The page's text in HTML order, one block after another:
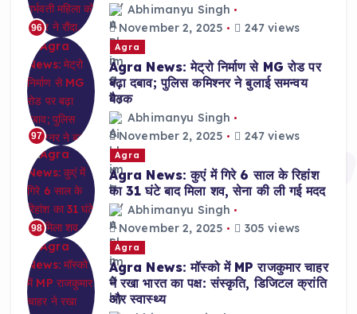
96
Abhimanyu Singh
November 2, 2025
247 views
97
Agra
Agra News: मेट्रो निर्माण से MG रोड पर
बढ़ा दबाव; पुलिस कमिश्नर ने बुलाई समन्वय
बैठक
Abhimanyu Singh
November 2, 2025
247 views
98
Agra
Agra News: कुएं में गिरे 6 साल के रिहांश
का 31 घंटे बाद मिला शव, सेना की ली गई मदद
Abhimanyu Singh
November 2, 2025
305 views
Agra
Agra News: मॉस्को में MP राजकुमार चाहर
ने रखा भारत का पक्ष: संस्कृति, डिजिटल क्रांति
और स्वास्थ्य